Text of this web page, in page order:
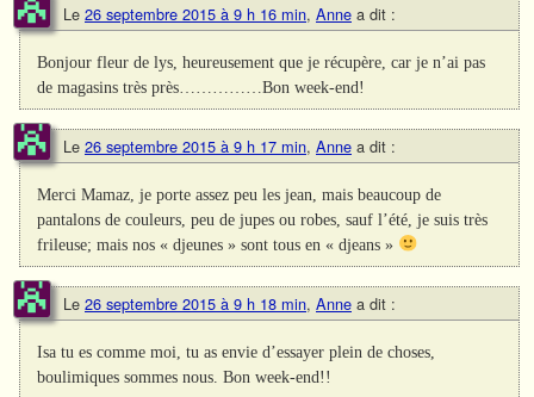
Le 26 septembre 2015 à 9 h 16 min, Anne a dit :
Bonjour fleur de lys, heureusement que je récupère, car je n’ai pas
de magasins très près……………Bon week-end!
Le 26 septembre 2015 à 9 h 17 min, Anne a dit :
Merci Mamaz, je porte assez peu les jean, mais beaucoup de
pantalons de couleurs, peu de jupes ou robes, sauf l’été, je suis très
frileuse; mais nos « djeunes » sont tous en « djeans »
Le 26 septembre 2015 à 9 h 18 min, Anne a dit :
Isa tu es comme moi, tu as envie d’essayer plein de choses,
boulimiques sommes nous. Bon week-end!!